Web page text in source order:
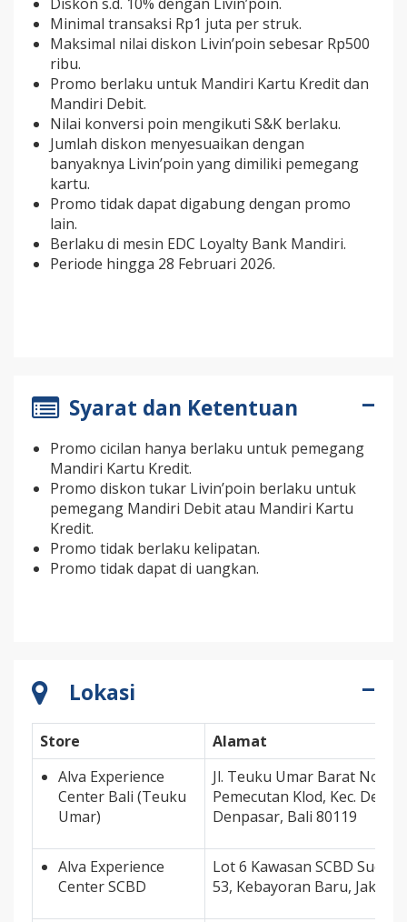
Minimal transaksi Rp1 juta per struk.
Maksimal nilai diskon Livin’poin sebesar Rp500
ribu.
Promo berlaku untuk Mandiri Kartu Kredit dan
Mandiri Debit.
Nilai konversi poin mengikuti S&K berlaku.
Jumlah diskon menyesuaikan dengan
banyaknya Livin’poin yang dimiliki pemegang
kartu.
Promo tidak dapat digabung dengan promo
lain.
Berlaku di mesin EDC Loyalty Bank Mandiri.
Periode hingga 28 Februari 2026.
Syarat dan Ketentuan
Promo cicilan hanya berlaku untuk pemegang
Mandiri Kartu Kredit.
Promo diskon tukar Livin’poin berlaku untuk
pemegang Mandiri Debit atau Mandiri Kartu
Kredit.
Promo tidak berlaku kelipatan.
Promo tidak dapat di uangkan.
Lokasi
Store
Alamat
Alva Experience
Center Bali (Teuku
Umar)
Jl. Teuku Umar Barat No.
Pemecutan Klod, Kec.
Denpasar, Bali 80119
Alva Experience
Center SCBD
Lot 6 Kawasan SCBD
53, Kebayoran Baru,